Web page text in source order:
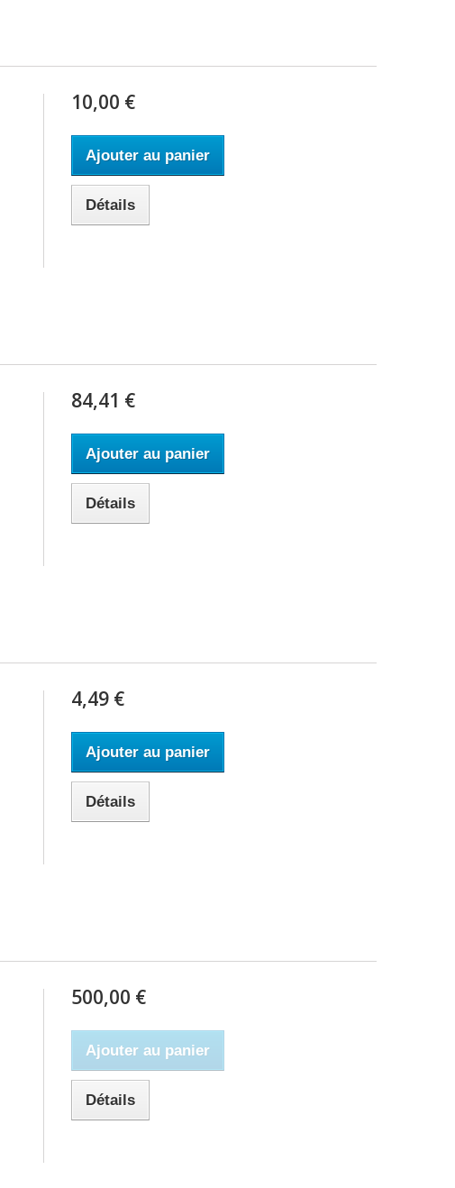
10,00 €
Ajouter au panier
Détails
84,41 €
Ajouter au panier
Détails
4,49 €
Ajouter au panier
Détails
500,00 €
Ajouter au panier
Détails